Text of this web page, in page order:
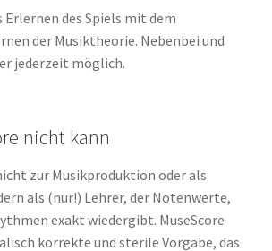
des Spiels mit dem
der Musiktheorie. Nebenbei und
jederzeit möglich.
nicht kann
zur Musikproduktion oder als
als (nur!) Lehrer, der Notenwerte,
exakt wiedergibt. MuseScore
korrekte und sterile Vorgabe, das